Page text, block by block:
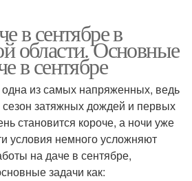
в сентябре в
области. Основные
в сентябре
из самых напряженных, ведь
сезон затяжных дождей и первых
становится короче, а ночи уже
условия немного усложняют
на даче в сентябре,
задачи как: